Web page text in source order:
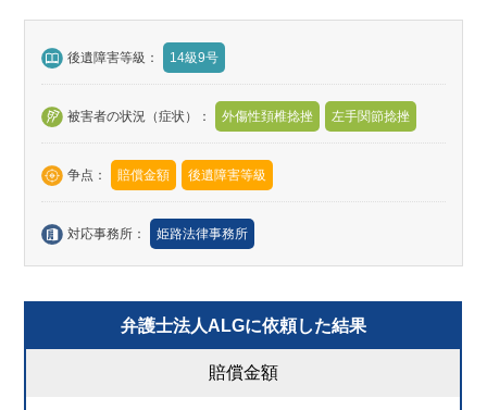
後遺障害等級： 14級9号
被害者の状況（症状）： 外傷性頚椎捻挫 左手関節捻挫
争点： 賠償金額 後遺障害等級
対応事務所： 姫路法律事務所
弁護士法人ALGに依頼した結果
賠償金額